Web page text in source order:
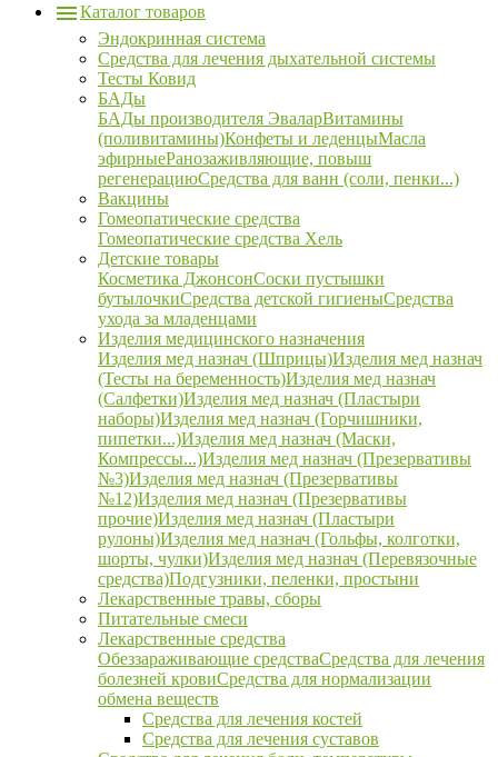
Каталог товаров
Эндокринная система
Средства для лечения дыхательной системы
Тесты Ковид
БАДы
БАДы производителя ЭваларВитамины
(поливитамины)Конфеты и леденцыМасла
эфирныеРанозаживляющие, повыш
регенерациюСредства для ванн (соли, пенки...)
Вакцины
Гомеопатические средства
Гомеопатические средства Хель
Детские товары
Косметика ДжонсонСоски пустышки
бутылочкиСредства детской гигиеныСредства
ухода за младенцами
Изделия медицинского назначения
Изделия мед назнач (Шприцы)Изделия мед назнач
(Тесты на беременность)Изделия мед назнач
(Салфетки)Изделия мед назнач (Пластыри
наборы)Изделия мед назнач (Горчишники,
пипетки...)Изделия мед назнач (Маски,
Компрессы...)Изделия мед назнач (Презервативы
№3)Изделия мед назнач (Презервативы
№12)Изделия мед назнач (Презервативы
прочие)Изделия мед назнач (Пластыри
рулоны)Изделия мед назнач (Гольфы, колготки,
шорты, чулки)Изделия мед назнач (Перевязочные
средства)Подгузники, пеленки, простыни
Лекарственные травы, сборы
Питательные смеси
Лекарственные средства
Обеззараживающие средстваСредства для лечения
болезней кровиСредства для нормализации
обмена веществ
Средства для лечения костей
Средства для лечения суставов